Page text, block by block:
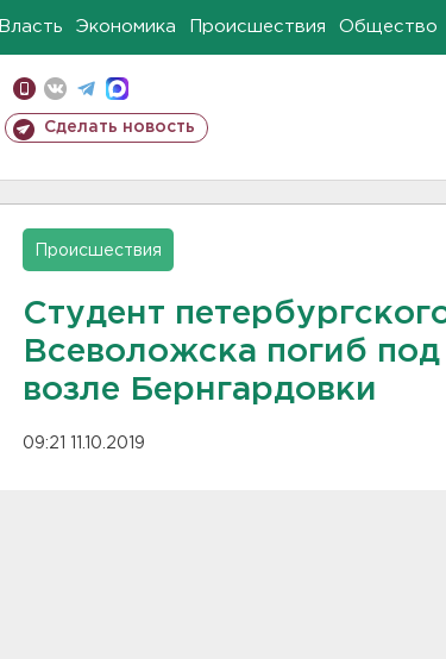
Власть Экономика Происшествия Общество
Сделать новость
Происшествия
Студент
Всеволожска погиб
возле Бернгардовки
09:21 11.10.2019